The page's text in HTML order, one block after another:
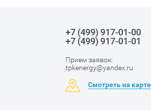
+7 (499) 917-01-00
+7 (499) 917-01-01
Прием заявок:
tpkenergy@yandex.ru
Смотреть на карте